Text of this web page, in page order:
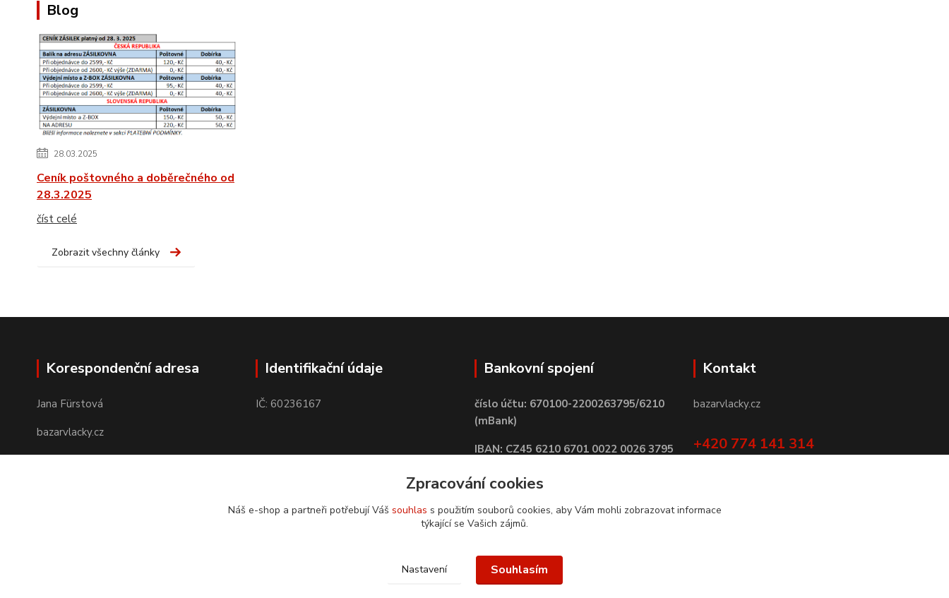
Blog
28.03.2025
Ceník poštovného a doběrečného od
28.3.2025
číst celé
Zobrazit všechny články
Korespondenční adresa
Jana Fürstová
bazarvlacky.cz
Identifikační údaje
IČ: 60236167
Bankovní spojení
číslo účtu: 670100-2200263795/6210
(mBank)
IBAN: CZ45 6210 6701 0022 0026 3795
BIC: BREXCZPPXXX
Kontakt
bazarvlacky.cz
+420 774 141 314
Zpracování cookies
Náš e-shop a partneři potřebují Váš souhlas s použitím souborů cookies, aby Vám mohli zobrazovat informace
týkající se Vašich zájmů.
Nastavení Souhlasím